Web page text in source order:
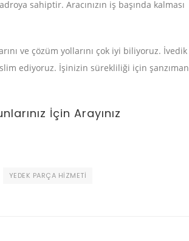
sahiptir. Aracınızın iş başında kalması
ve çözüm yollarını çok iyi biliyoruz. İvedik
ediyoruz. İşinizin sürekliliği için şanzıman
İçin Arayınız
YEDEK PARÇA HIZMETI